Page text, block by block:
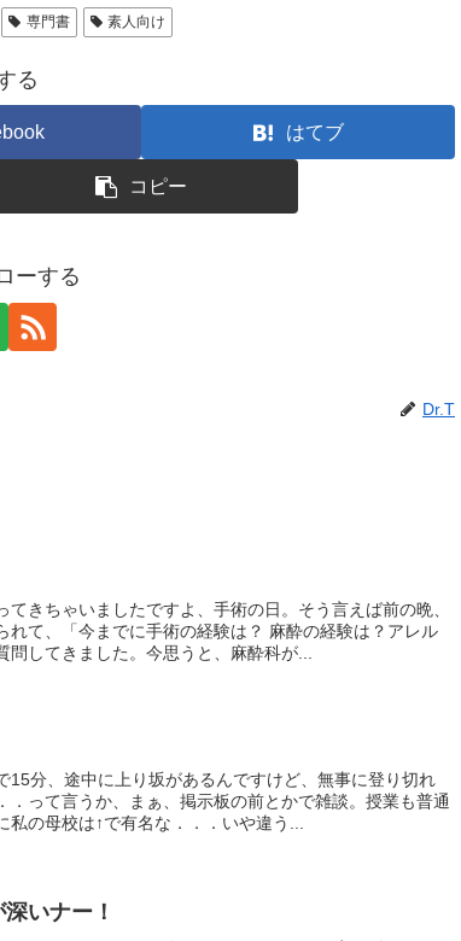
専門書 素人向け
る
はてブ
コピー
ーする
Dr.T
きちゃいましたですよ、手術の日。そう言えば前の晩、
れて、「今までに手術の経験は？ 麻酔の経験は？アレル
問してきました。今思うと、麻酔科が...
15分、途中に上り坂があるんですけど、無事に登り切れ
．って言うか、まぁ、掲示板の前とかで雑談。授業も普通
の母校は↑で有名な．．．いや違う...
いナー！